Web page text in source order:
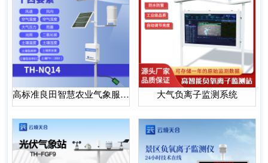
高标准良田智慧农业气象服务系统 大气负离子监测系统